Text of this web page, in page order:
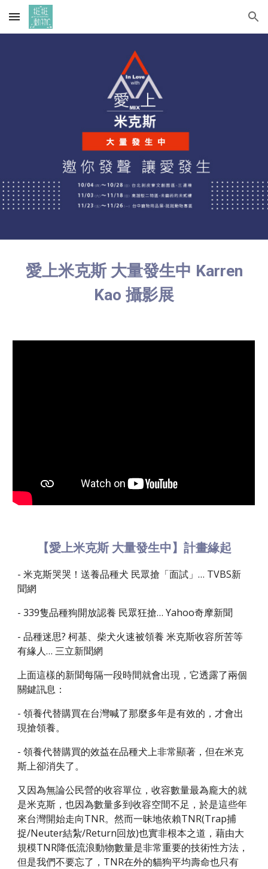
Skip to main content Skip to navigation
愛上米克斯 大量發生中 Karren
Kao 攝影展
【愛上米克斯 大量發生中】計畫緣起
- 米克斯哭哭！送養品種犬 民眾搶「面試」… TVBS新
聞網
- 339隻品種狗開放認養 民眾狂搶… Yahoo奇摩新聞
- 品種迷思? 柯基、柴犬火速被領養 米克斯收容所苦等
有緣人… 三立新聞網
上面這樣的新聞每隔一段時間就會出現，它透露了兩個
關鍵訊息：
- 領養代替購買在台灣喊了那麼多年是有效的，才會出
現搶領養。
- 領養代替購買的效益在品種犬上非常顯著，但在米克
斯上卻消失了。
又因為無論公民營的收容單位，收容數量最為龐大的就
是米克斯，也因為數量多到收容空間不足，於是這些年
來台灣開始走向TNR。然而一昧地依賴TNR(Trap捕
捉/Neuter結紮/Return回放)也實非根本之道，藉由大
規模TNR降低流浪動物數量是非常重要的技術性方法，
但是我們不要忘了，TNR在外的貓狗平均壽命也只有